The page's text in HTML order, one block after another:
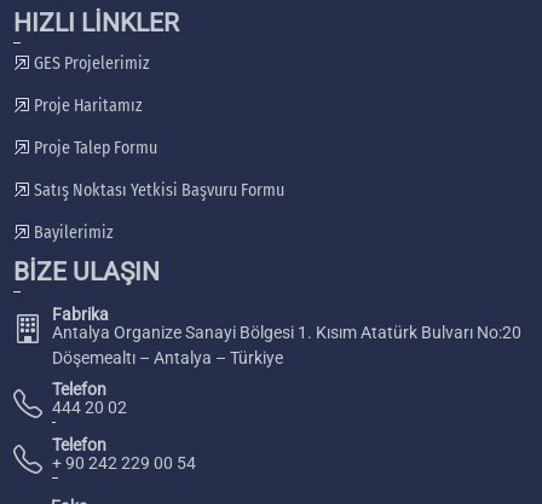
HIZLI LİNKLER
GES Projelerimiz
Proje Haritamız
Proje Talep Formu
Satış Noktası Yetkisi Başvuru Formu
Bayilerimiz
BİZE ULAŞIN
Fabrika
Antalya Organize Sanayi Bölgesi 1. Kısım Atatürk Bulvarı No:20
Döşemealtı – Antalya – Türkiye
Telefon
444 20 02
Telefon
+ 90 242 229 00 54